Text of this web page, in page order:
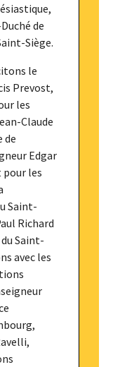
de
Siège.
le
Prevost,
les
Claude
de
Edgar
pour les
Saint-
Richard
Saint-
avec les